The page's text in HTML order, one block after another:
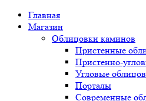
Главная
Магазин
Облицовки каминов
Пристенные
Пристенно-
Угловые
Порталы
Современные